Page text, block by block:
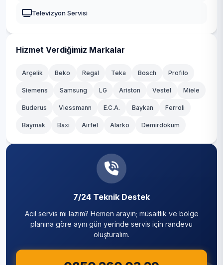
Televizyon Servisi
Hizmet Verdiğimiz Markalar
Arçelik Beko Regal Teka Bosch Profilo
Siemens Samsung LG Ariston Vestel Miele
Buderus Viessmann E.C.A. Baykan Ferroli
Baymak Baxi Airfel Alarko Demirdöküm
7/24 Teknik Destek
Acil servis mi lazım? Hemen arayın; müsaitlik ve bölge
planına göre aynı gün yerinde servis için randevu
oluşturalım.